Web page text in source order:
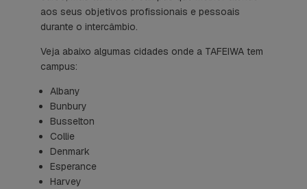
aos seus objetivos profissionais e pessoais
durante o intercâmbio.
Veja abaixo algumas cidades onde a TAFEIWA tem
campus:
Albany
Bunbury
Busselton
Collie
Denmark
Esperance
Harvey